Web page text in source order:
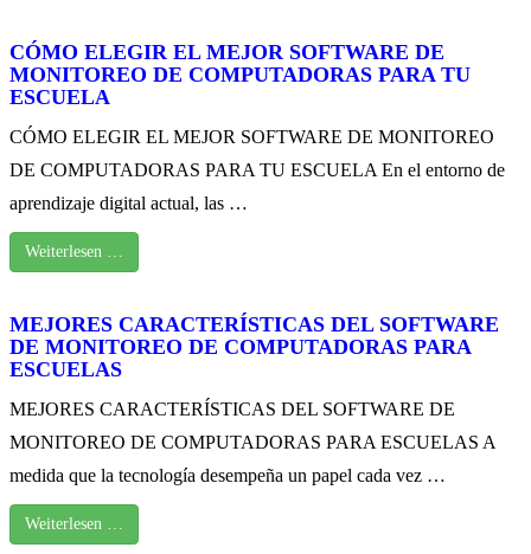
CÓMO ELEGIR EL MEJOR SOFTWARE DE
MONITOREO DE COMPUTADORAS PARA TU
ESCUELA
CÓMO ELEGIR EL MEJOR SOFTWARE DE MONITOREO
DE COMPUTADORAS PARA TU ESCUELA En el entorno de
aprendizaje digital actual, las …
Weiterlesen …
MEJORES CARACTERÍSTICAS DEL SOFTWARE
DE MONITOREO DE COMPUTADORAS PARA
ESCUELAS
MEJORES CARACTERÍSTICAS DEL SOFTWARE DE
MONITOREO DE COMPUTADORAS PARA ESCUELAS A
medida que la tecnología desempeña un papel cada vez …
Weiterlesen …